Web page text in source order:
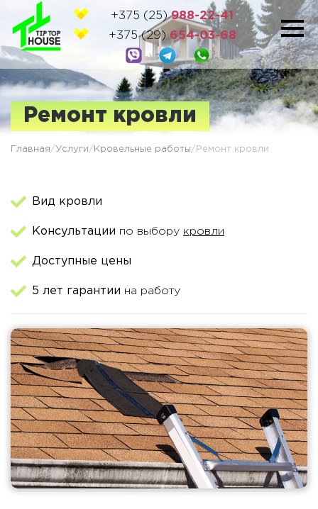
+375 (25)988-22-41
+375 (29)654-03-68
Ремонт кровли
Главная/ Услуги/ Кровельные работы/ Ремонт кровли
Вид кровли
Консультации по выбору кровли
Доступные цены
5 лет гарантии на работу
ПРОСЧИТАЙТЕСВОЮ КРЫШУИ
И ПОЛУЧИТЕ СКИДКУ НА
подарок
ПРОСЧИТАТЬ + ПОДАРОК